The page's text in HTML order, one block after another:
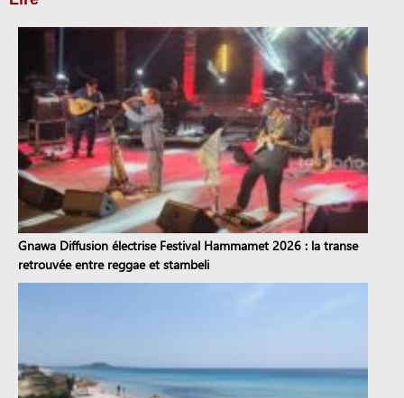
Gnawa Diffusion électrise Festival Hammamet 2026 : la transe
retrouvée entre reggae et stambeli